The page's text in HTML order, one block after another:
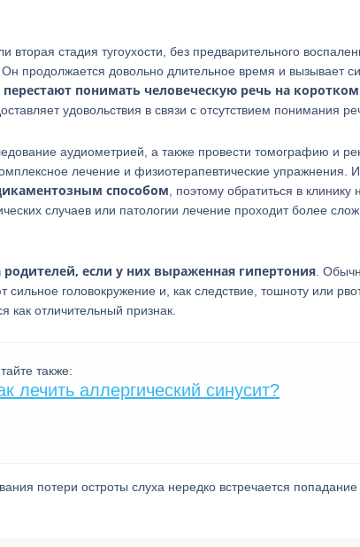
вторая стадия тугоухости, без предварительного
продолжается довольно длительное время и вызывает
понимать человеческую речь на коротком
удовольствия в связи с отсутствием понимания
аудиометрией, а также провести томографию и
лечение и физиотерапевтические упражнения.
способом , поэтому обратиться в
случаев или патологии лечение проходит более
если у них выраженная гипертония .
сильное головокружение и, как следствие, тошноту или
как отличительный признак.
также:
лечить аллергический синусит?
потери остроты слуха нередко встречается